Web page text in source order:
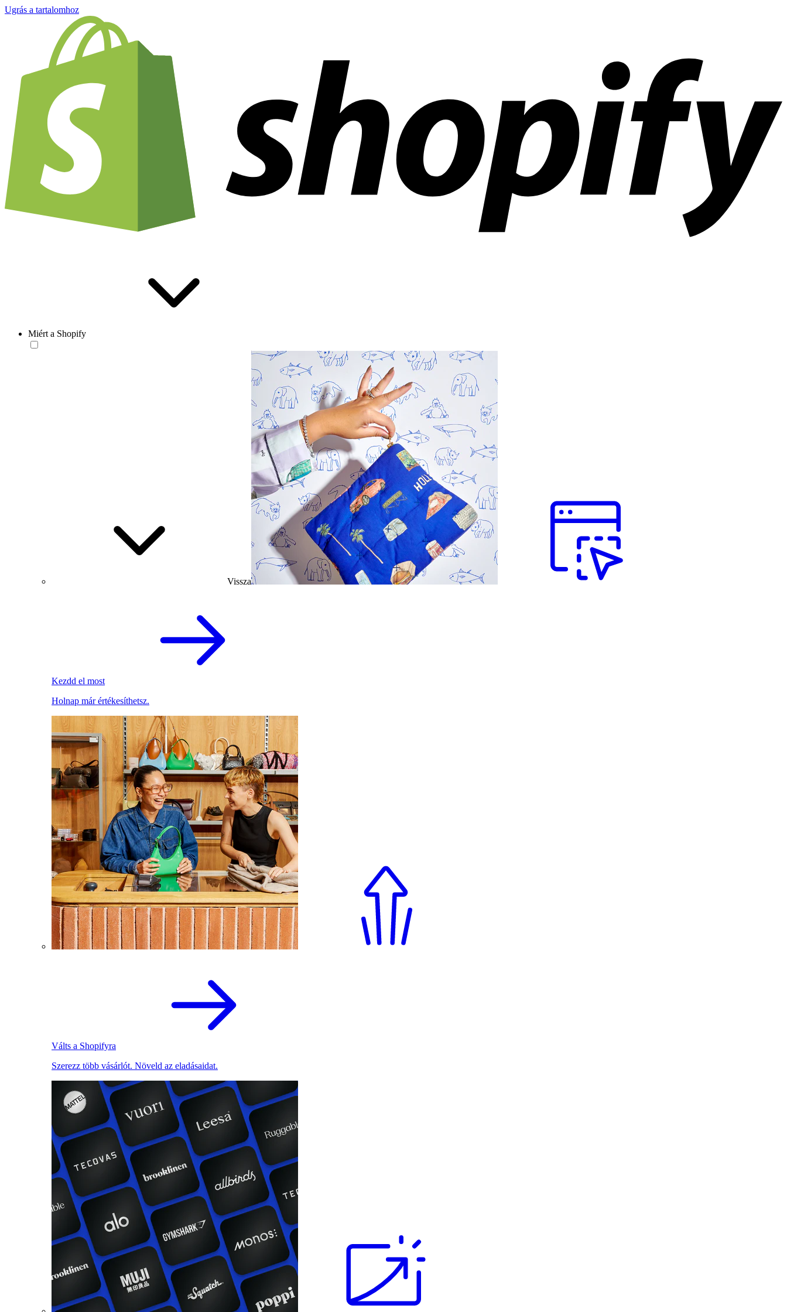
Ugrás a tartalomhoz
Miért a Shopify
Vissza
Kezdd el most
Holnap már értékesíthetsz.
Válts a Shopifyra
Szerezz több vásárlót. Növeld az eladásaidat.